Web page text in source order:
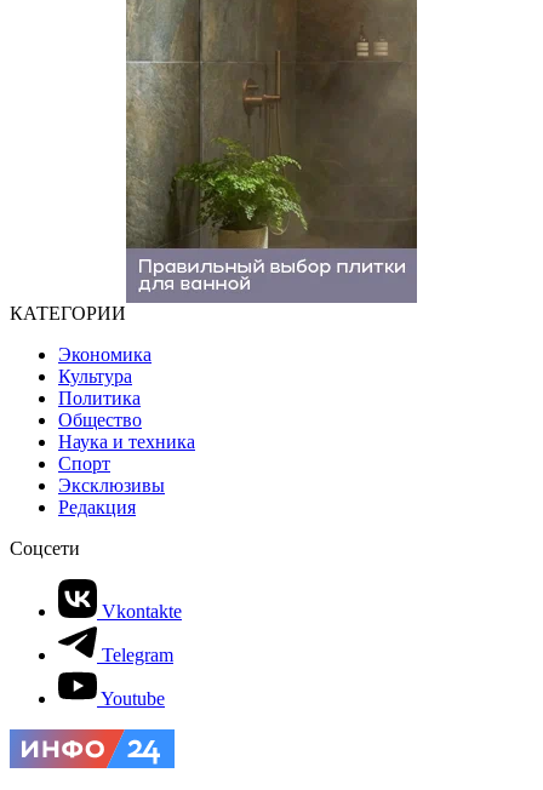
КАТЕГОРИИ
Экономика
Культура
Политика
Общество
Наука и техника
Спорт
Эксклюзивы
Редакция
Соцсети
Vkontakte
Telegram
Youtube